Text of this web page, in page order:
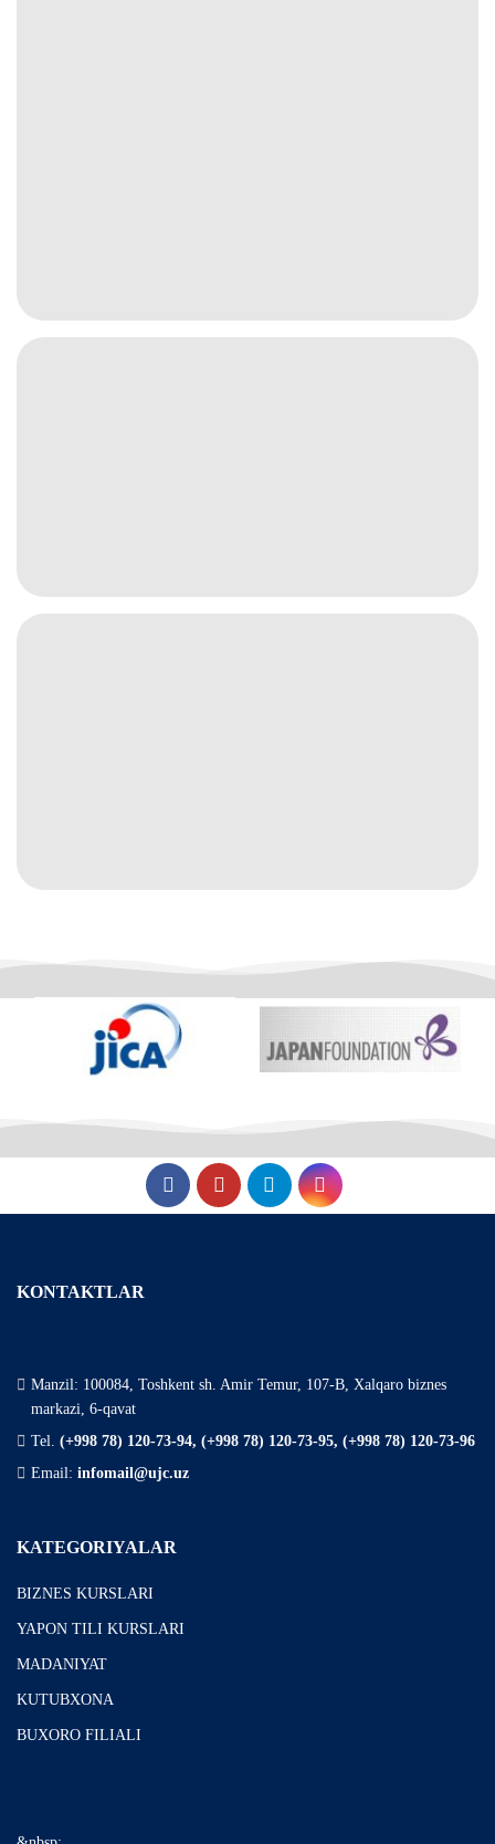
KONTAKTLAR
Manzil: 100084, Toshkent sh. Amir Temur, 107-B, Xalqaro biznes
markazi, 6-qavat
Tel. (+998 78) 120-73-94, (+998 78) 120-73-95, (+998 78) 120-73-96
Email: infomail@ujc.uz
KATEGORIYALAR
BIZNES KURSLARI
YAPON TILI KURSLARI
MADANIYAT
KUTUBXONA
BUXORO FILIALI